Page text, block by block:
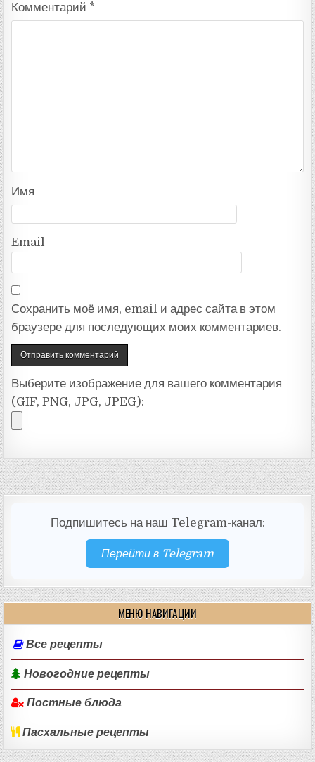
Комментарий *
Имя
Email
Сохранить моё имя, email и адрес сайта в этом
браузере для последующих моих комментариев.
Выберите изображение для вашего комментария
(GIF, PNG, JPG, JPEG):
Подпишитесь на наш Telegram-канал:
Перейти в Telegram
МЕНЮ НАВИГАЦИИ
Все рецепты
Новогодние рецепты
Постные блюда
Пасхальные рецепты